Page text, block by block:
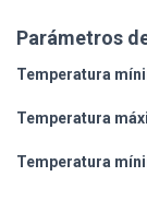
Parámetros
Temperatura
Temperatura
Temperatura